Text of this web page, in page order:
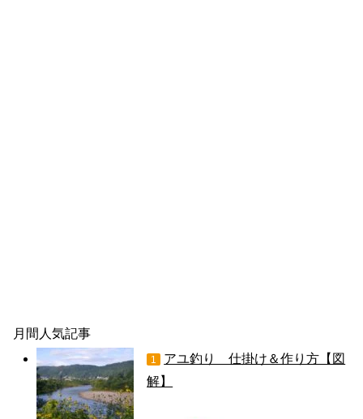
月間人気記事
1
アユ釣り 仕掛け＆作り方【図
解】